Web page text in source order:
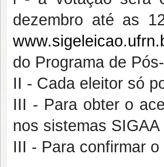
dezembro até as
do Programa de
II - Cada eleitor só
III - Para obter o
nos sistemas SIGAA
III - Para confirmar